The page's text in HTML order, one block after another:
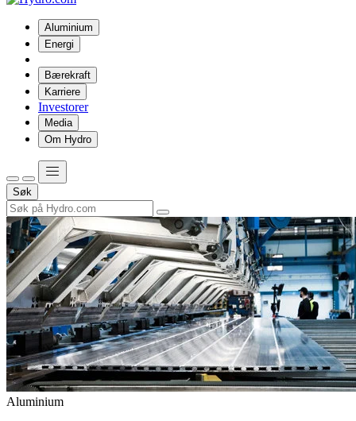
Aluminium
Energi
Bærekraft
Karriere
Investorer
Media
Om Hydro
Søk
Aluminium